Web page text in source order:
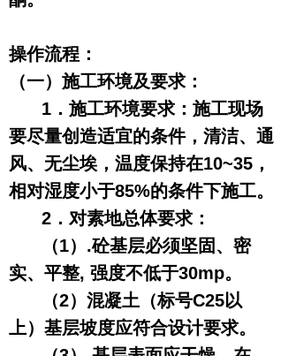
操作流程：
（一）施工环境及要求：
1．施工环境要求：施工现场
要尽量创造适宜的条件，清洁、通
风、无尘埃，温度保持在10~35，
相对湿度小于85%的条件下施工。
2．对素地总体要求：
（1）.砼基层必须坚固、密
实、平整, 强度不低于30mp。
（2）混凝土（标号C25以
上）基层坡度应符合设计要求。